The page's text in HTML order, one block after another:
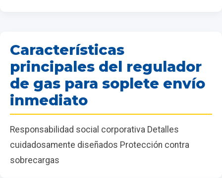
Características
principales del regulador
de gas para soplete envío
inmediato
Responsabilidad social corporativa Detalles
cuidadosamente diseñados Protección contra
sobrecargas